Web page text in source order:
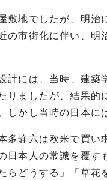
敷地でしたが、明
の市街化に伴い、
計には、当時、建
りましたが、結果
かし当時の日本に
多静六は欧米で買
日本人の常識を覆
らどうする」「草